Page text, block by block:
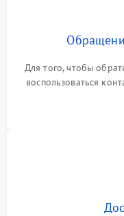
Для того, чтобы
воспользоваться
или оставить